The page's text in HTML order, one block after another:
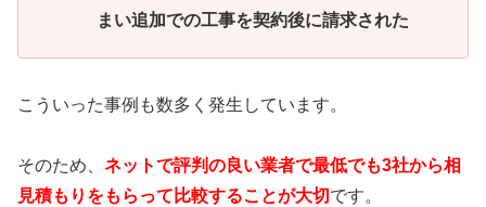
まい追加での工事を契約後に請求された
こういった事例も数多く発生しています。
そのため、 ネットで評判の良い業者で最低でも3社から相
見積もりをもらって比較することが大切です。